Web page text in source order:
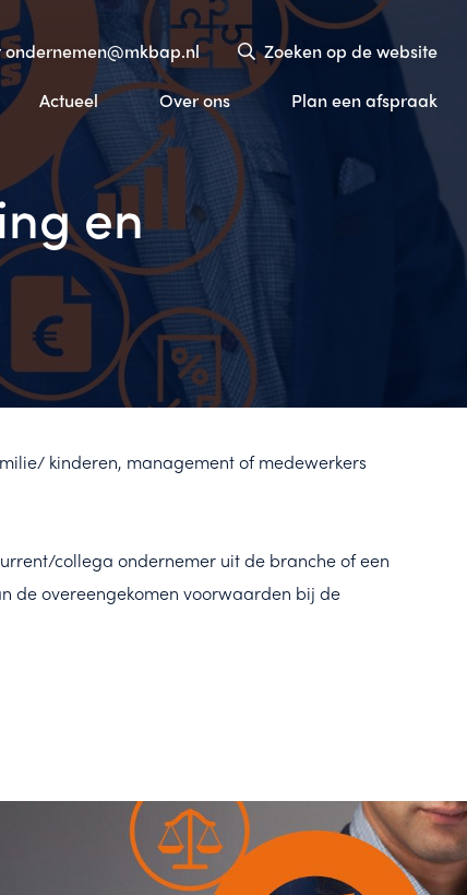
Zoeken op de website
Actueel Over ons Plan een afspraak
en
kinderen, management of medewerkers
collega ondernemer uit de branche of een
de overeengekomen voorwaarden bij de